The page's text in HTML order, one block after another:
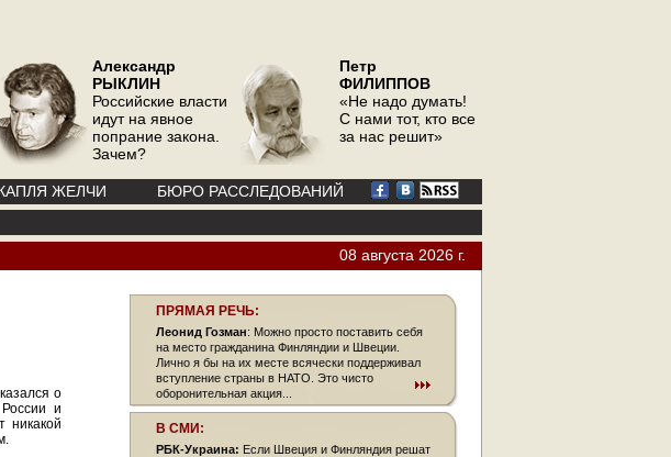
Александр
РЫКЛИН
Российские власти
идут на явное
попрание закона.
Зачем?
Петр
ФИЛИППОВ
«Не надо думать!
С нами тот, кто все
за нас решит»
ЖЕЛЧИ
БЮРО РАССЛЕДОВАНИЙ
08 августа 2026 г.
о
и
никакой
ПРЯМАЯ РЕЧЬ:
Леонид Гозман: Можно просто поставить себя
на место гражданина Финляндии и Швеции.
Лично я бы на их месте всячески поддерживал
вступление страны в НАТО. Это чисто
оборонительная акция...
В СМИ:
РБК-Украина: Если Швеция и Финляндия решат